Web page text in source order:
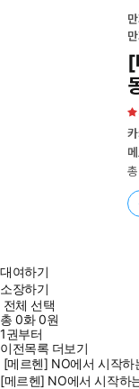
[
대여하기
소장하기
전체 선택
총0화0원
1권부터
이전목록 더보기
[메르헨] NO에서 시작하
[메르헨] NO에서 시작하